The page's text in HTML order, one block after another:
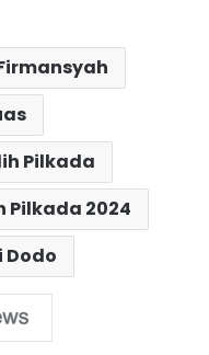
Pilkada
Pilkada 2024
Dodo